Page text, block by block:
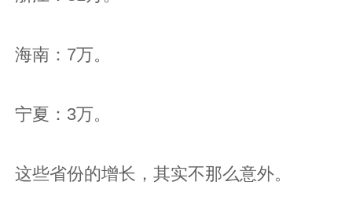
海南：7万。
宁夏：3万。
这些省份的增长，其实不那么意外。